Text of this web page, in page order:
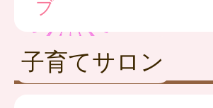
ブ
子育てサロン